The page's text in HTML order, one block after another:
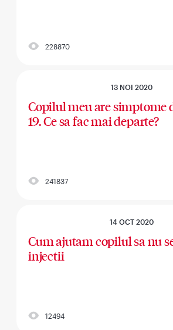
228870
13 NOI 2020
Copilul meu are simptome
19. Ce sa fac mai departe?
241837
14 OCT 2020
Cum ajutam copilul sa nu
injectii
12494